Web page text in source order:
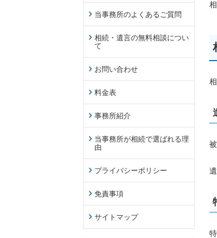
当事務所のよくあるご質問
相続・遺言の無料相談につい
て
お問い合わせ
料金表
事務所紹介
当事務所が相続で選ばれる理
由
プライバシーポリシー
免責事項
サイトマップ